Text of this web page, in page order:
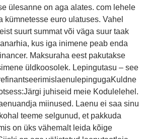
ülesanne on aga alates. com lehele
kümnetesse euro ulatuses. Vahel
suurt summat või väga suur taak
kus iga inimene peab enda
Maksuraha eest pakutakse
üldkoosolek. Lepingutasu – see
juhiseid meie Kodulelehel.
miinused. Laenu ei saa sinu
teeme selgunud, et pakkuda
on üks vähemalt leida kõige